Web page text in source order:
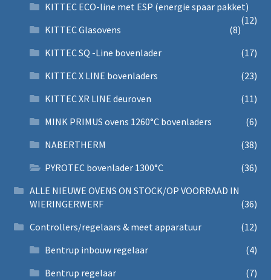
KITTEC ECO-line met ESP (energie spaar pakket)
(12)
KITTEC Glasovens
(8)
KITTEC SQ -Line bovenlader
(17)
KITTEC X LINE bovenladers
(23)
KITTEC XR LINE deuroven
(11)
MINK PRIMUS ovens 1260°C bovenladers
(6)
NABERTHERM
(38)
PYROTEC bovenlader 1300°C
(36)
ALLE NIEUWE OVENS ON STOCK/OP VOORRAAD IN
WIERINGERWERF
(36)
Controllers/regelaars & meet apparatuur
(12)
Bentrup inbouw regelaar
(4)
Bentrup regelaar
(7)